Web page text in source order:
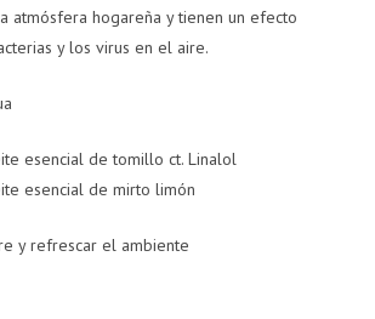
atmósfera hogareña y tienen un efecto
y los virus en el aire.
esencial de tomillo ct. Linalol
esencial de mirto limón
y refrescar el ambiente